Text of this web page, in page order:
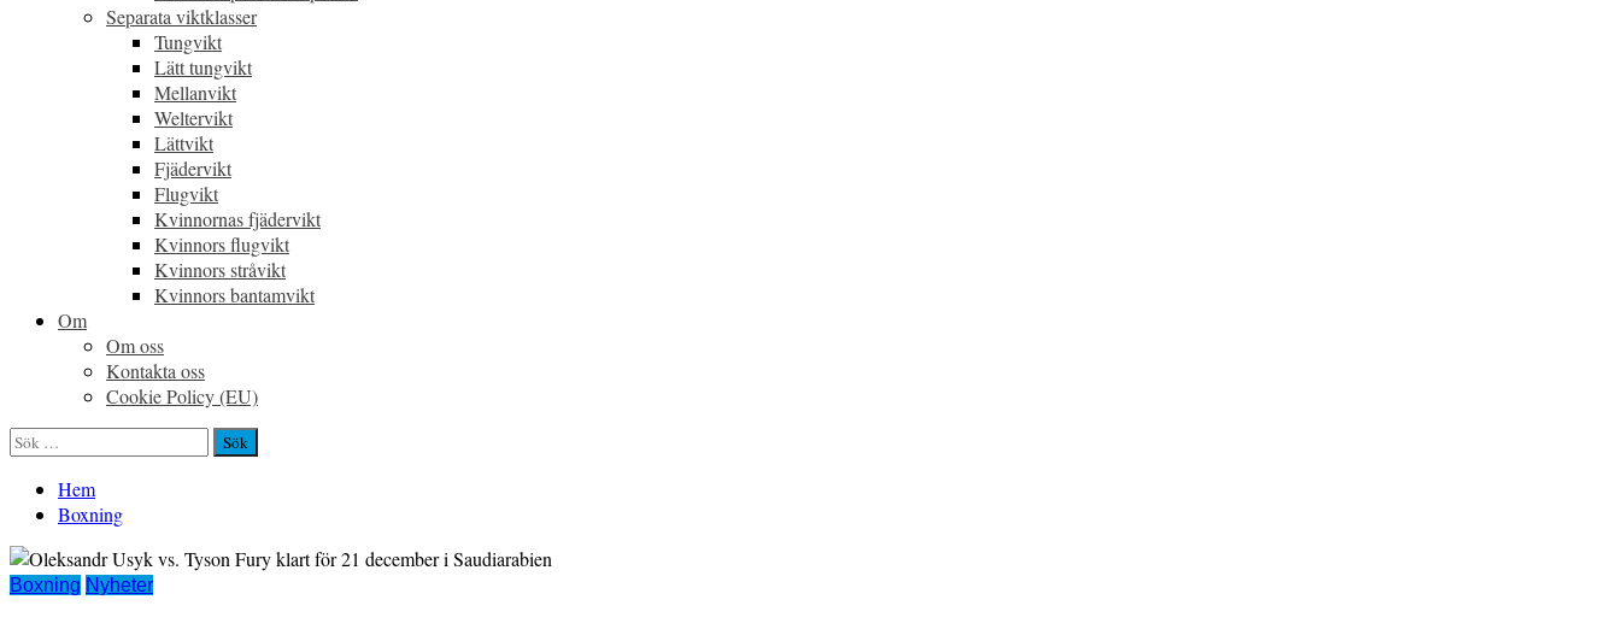
Separata viktklasser
Tungvikt
Lätt tungvikt
Mellanvikt
Weltervikt
Lättvikt
Fjädervikt
Flugvikt
Kvinnornas fjädervikt
Kvinnors flugvikt
Kvinnors stråvikt
Kvinnors bantamvikt
Om
Om oss
Kontakta oss
Cookie Policy (EU)
Sök
efter:
Hem
Boxning
Boxning Nyheter